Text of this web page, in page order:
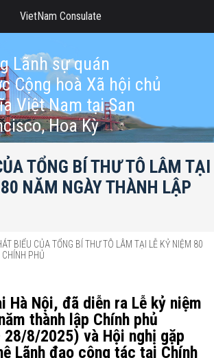
Lãnh sự quán
Cộng hoà Xã hội chủ
Việt Nam tại San
Hoa Kỳ
TỔNG BÍ THƯ TÔ LÂM TẠI
NĂM NGÀY THÀNH LẬP
BIỂU CỦA TỔNG BÍ THƯ TÔ LÂM TẠI LỄ KỶ NIỆM 80
PHỦ
Hà Nội, đã diễn ra Lễ kỷ niệm
thành lập Chính phủ
8/2025) và Hội nghị gặp
Lãnh đạo công tác tại Chính
VietNam Consulate